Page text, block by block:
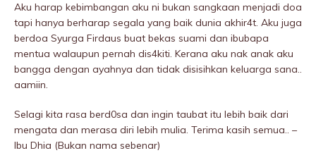
Aku harap kebimbangan aku ni bukan sangkaan menjadi doa
tapi hanya berharap segala yang baik dunia akhir4t. Aku juga
berdoa Syurga Firdaus buat bekas suami dan ibubapa
mentua walaupun pernah dis4kiti. Kerana aku nak anak aku
bangga dengan ayahnya dan tidak disisihkan keluarga sana..
aamiin.
Selagi kita rasa berd0sa dan ingin taubat itu lebih baik dari
mengata dan merasa diri lebih mulia. Terima kasih semua.. –
Ibu Dhia (Bukan nama sebenar)